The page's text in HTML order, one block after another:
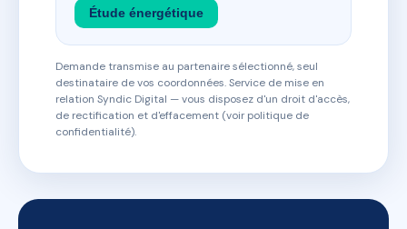
Étude énergétique
Demande transmise au partenaire sélectionné, seul
destinataire de vos coordonnées. Service de mise en
relation Syndic Digital — vous disposez d'un droit d'accès,
de rectification et d'effacement (voir politique de
confidentialité).